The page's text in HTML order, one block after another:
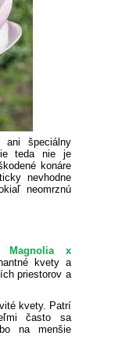
ani špeciálny
teda nie je
konáre
nevhodne
neomrznú
Magnolia x
kvety a
priestorov a
kvety. Patrí
často sa
na menšie